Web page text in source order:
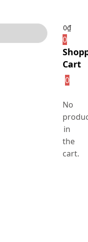
0₫
0
Cart
0
No
in
the
cart.